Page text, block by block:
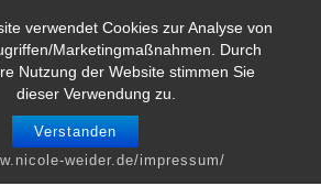
verwendet Cookies zur Analyse von
Marketingmaßnahmen. Durch
Nutzung der Website stimmen Sie
dieser Verwendung zu.
Verstanden
weider.de/impressum/
für: KI